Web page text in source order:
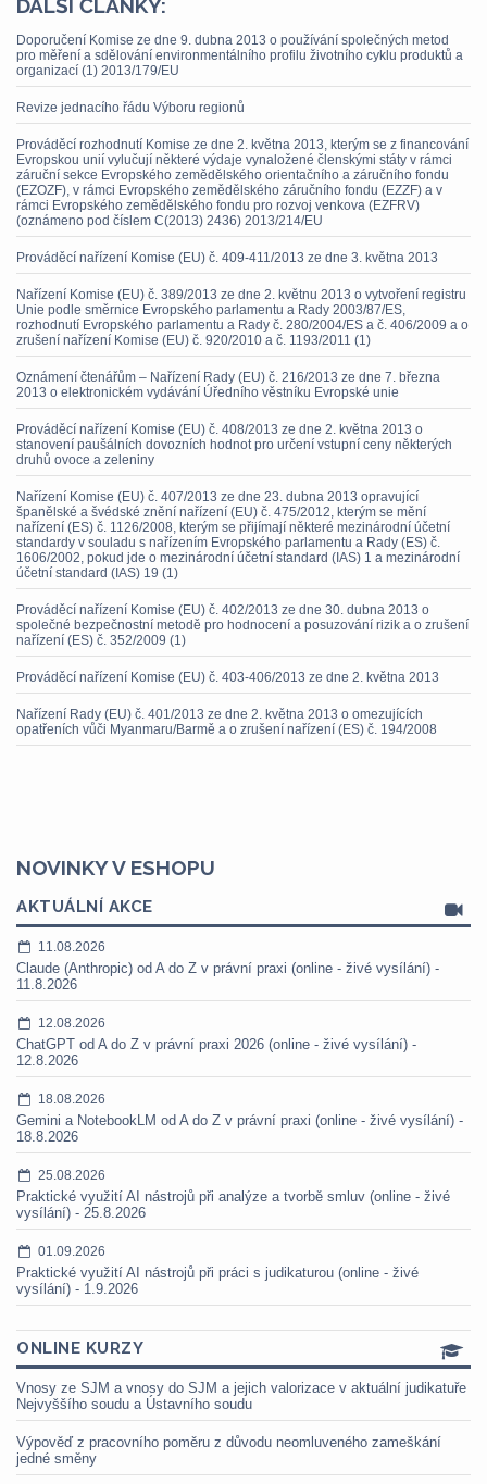
DALŠÍ ČLÁNKY:
Doporučení Komise ze dne 9. dubna 2013 o používání společných metod
pro měření a sdělování environmentálního profilu životního cyklu produktů a
organizací (1) 2013/179/EU
Revize jednacího řádu Výboru regionů
Prováděcí rozhodnutí Komise ze dne 2. května 2013, kterým se z financování
Evropskou unií vylučují některé výdaje vynaložené členskými státy v rámci
záruční sekce Evropského zemědělského orientačního a záručního fondu
(EZOZF), v rámci Evropského zemědělského záručního fondu (EZZF) a v
rámci Evropského zemědělského fondu pro rozvoj venkova (EZFRV)
(oznámeno pod číslem C(2013) 2436) 2013/214/EU
Prováděcí nařízení Komise (EU) č. 409-411/2013 ze dne 3. května 2013
Nařízení Komise (EU) č. 389/2013 ze dne 2. květnu 2013 o vytvoření registru
Unie podle směrnice Evropského parlamentu a Rady 2003/87/ES,
rozhodnutí Evropského parlamentu a Rady č. 280/2004/ES a č. 406/2009 a o
zrušení nařízení Komise (EU) č. 920/2010 a č. 1193/2011 (1)
Oznámení čtenářům – Nařízení Rady (EU) č. 216/2013 ze dne 7. března
2013 o elektronickém vydávání Úředního věstníku Evropské unie
Prováděcí nařízení Komise (EU) č. 408/2013 ze dne 2. května 2013 o
stanovení paušálních dovozních hodnot pro určení vstupní ceny některých
druhů ovoce a zeleniny
Nařízení Komise (EU) č. 407/2013 ze dne 23. dubna 2013 opravující
španělské a švédské znění nařízení (EU) č. 475/2012, kterým se mění
nařízení (ES) č. 1126/2008, kterým se přijímají některé mezinárodní účetní
standardy v souladu s nařízením Evropského parlamentu a Rady (ES) č.
1606/2002, pokud jde o mezinárodní účetní standard (IAS) 1 a mezinárodní
účetní standard (IAS) 19 (1)
Prováděcí nařízení Komise (EU) č. 402/2013 ze dne 30. dubna 2013 o
společné bezpečnostní metodě pro hodnocení a posuzování rizik a o zrušení
nařízení (ES) č. 352/2009 (1)
Prováděcí nařízení Komise (EU) č. 403-406/2013 ze dne 2. května 2013
Nařízení Rady (EU) č. 401/2013 ze dne 2. května 2013 o omezujících
opatřeních vůči Myanmaru/Barmě a o zrušení nařízení (ES) č. 194/2008
NOVINKY V ESHOPU
AKTUÁLNÍ AKCE
11.08.2026
Claude (Anthropic) od A do Z v právní praxi (online - živé vysílání) -
11.8.2026
12.08.2026
ChatGPT od A do Z v právní praxi 2026 (online - živé vysílání) -
12.8.2026
18.08.2026
Gemini a NotebookLM od A do Z v právní praxi (online - živé vysílání) -
18.8.2026
25.08.2026
Praktické využití AI nástrojů při analýze a tvorbě smluv (online - živé
vysílání) - 25.8.2026
01.09.2026
Praktické využití AI nástrojů při práci s judikaturou (online - živé
vysílání) - 1.9.2026
ONLINE KURZY
Vnosy ze SJM a vnosy do SJM a jejich valorizace v aktuální judikatuře
Nejvyššího soudu a Ústavního soudu
Výpověď z pracovního poměru z důvodu neomluveného zameškání
jedné směny